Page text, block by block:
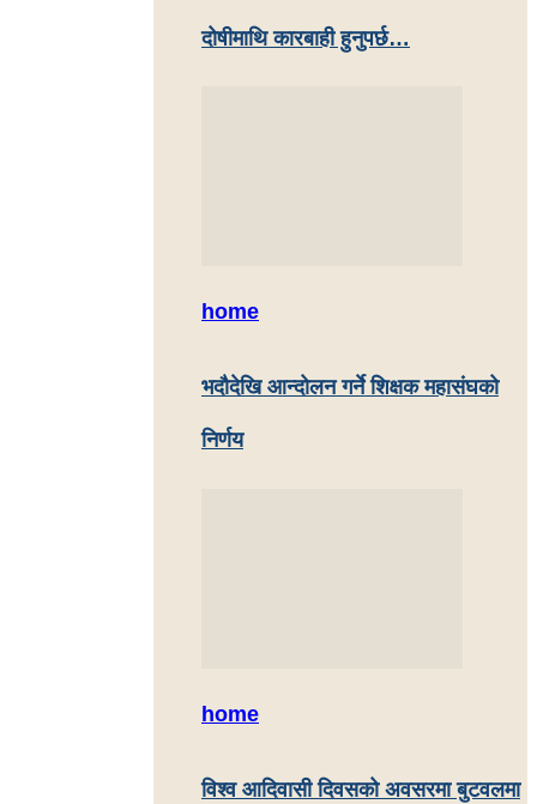
दोषीमाथि कारबाही हुनुपर्छ…
home
भदौदेखि आन्दोलन गर्ने शिक्षक महासंघको
निर्णय
home
विश्व आदिवासी दिवसको अवसरमा बुटवलमा